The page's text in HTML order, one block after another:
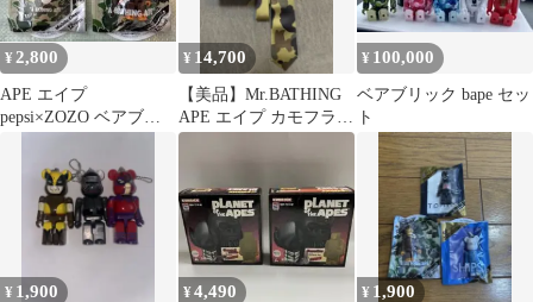
¥ 2,800
APE エイプ
pepsi×ZOZO ベアブリ
ー セット
¥ 14,700
【美品】Mr.BATHING
APE エイプ カモフラ
迷彩 ネクタイ
¥ 100,000
ベアブリック bape セッ
ト
¥ 1,900 ¥4,490 ¥ 1,900